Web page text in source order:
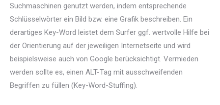
Suchmaschinen genutzt werden, indem entsprechende
Schlüsselwörter ein Bild bzw. eine Grafik beschreiben. Ein
derartiges Key-Word leistet dem Surfer ggf. wertvolle Hilfe bei
der Orientierung auf der jeweiligen Internetseite und wird
beispielsweise auch von Google berücksichtigt. Vermieden
werden sollte es, einen ALT-Tag mit ausschweifenden
Begriffen zu füllen (Key-Word-Stuffing).